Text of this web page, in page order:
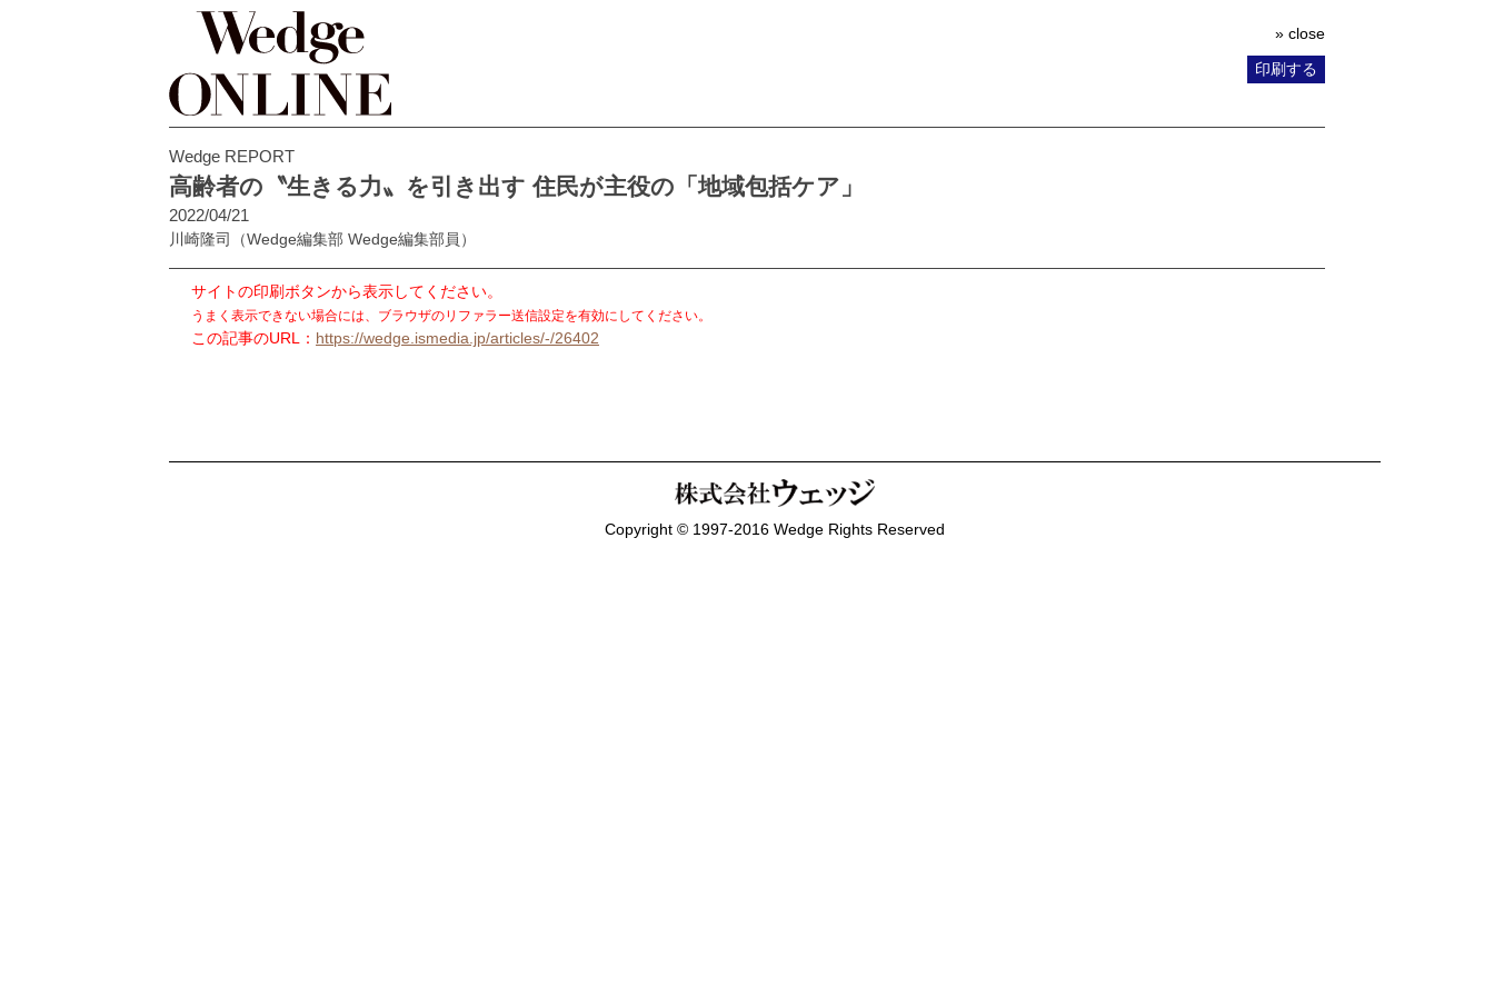
» close
印刷する
Wedge REPORT
高齢者の〝生きる力〟を引き出す 住民が主役の「地域包括ケア」
2022/04/21
川崎隆司 （Wedge編集部 Wedge編集部員）
サイトの印刷ボタンから表示してください。
うまく表示できない場合には、ブラウザのリファラー送信設定を有効にしてください。
この記事のURL： https://wedge.ismedia.jp/articles/-/26402
Copyright © 1997-2016 Wedge Rights Reserved